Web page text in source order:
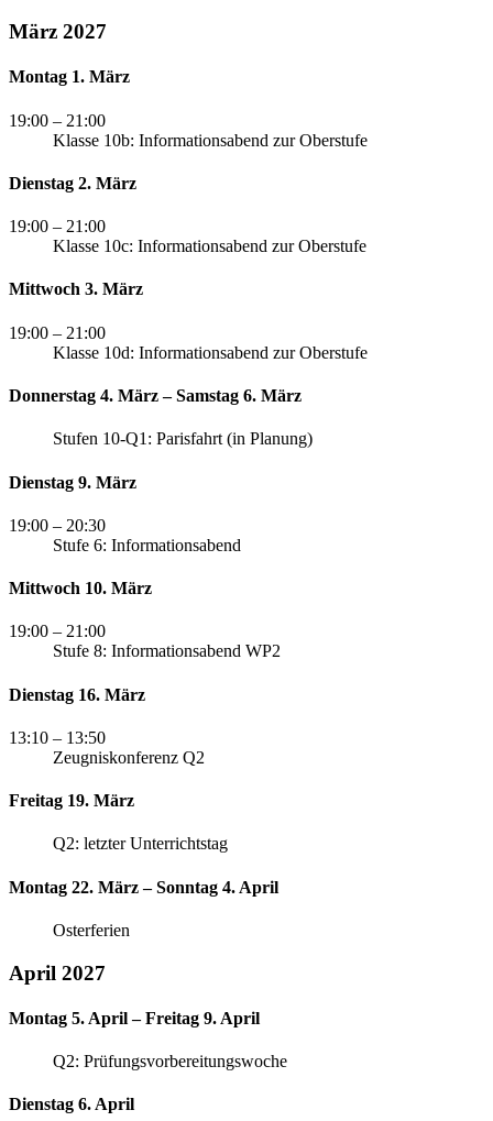
März 2027
Montag 1. März
19:00 – 21:00
Klasse 10b: Informationsabend zur Oberstufe
Dienstag 2. März
19:00 – 21:00
Klasse 10c: Informationsabend zur Oberstufe
Mittwoch 3. März
19:00 – 21:00
Klasse 10d: Informationsabend zur Oberstufe
Donnerstag 4. März – Samstag 6. März
Stufen 10-Q1: Parisfahrt (in Planung)
Dienstag 9. März
19:00 – 20:30
Stufe 6: Informationsabend
Mittwoch 10. März
19:00 – 21:00
Stufe 8: Informationsabend WP2
Dienstag 16. März
13:10 – 13:50
Zeugniskonferenz Q2
Freitag 19. März
Q2: letzter Unterrichtstag
Montag 22. März – Sonntag 4. April
Osterferien
April 2027
Montag 5. April – Freitag 9. April
Q2: Prüfungsvorbereitungswoche
Dienstag 6. April